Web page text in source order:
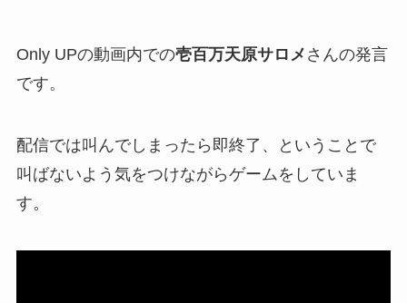
Only UPの動画内での壱百万天原サロメ さんの発言
です。
配信では叫んでしまったら即終了 、ということで
叫ばないよう気をつけながらゲームをしていま
す。